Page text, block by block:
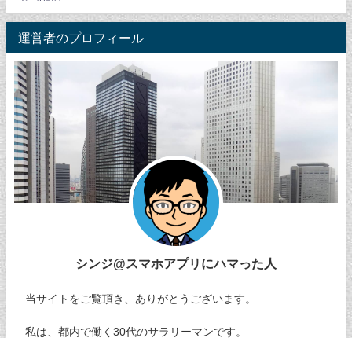
運営者のプロフィール
シンジ@スマホアプリにハマった人
当サイトをご覧頂き、ありがとうございます。
私は、都内で働く30代のサラリーマンです。